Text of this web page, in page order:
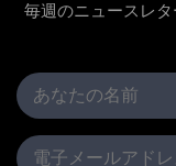
毎週のニュースレ